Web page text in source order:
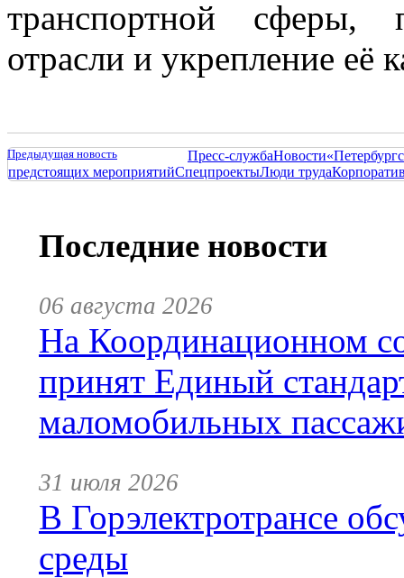
транспортной сферы,
отрасли и укрепление её
Предыдущая новость Пресс-службаНовости
предстоящих мероприятийСпецпроектыЛюди труда
Последние новости
06 августа 2026
На Координационном
принят Единый
маломобильных
31 июля 2026
В Горэлектротрансе
среды